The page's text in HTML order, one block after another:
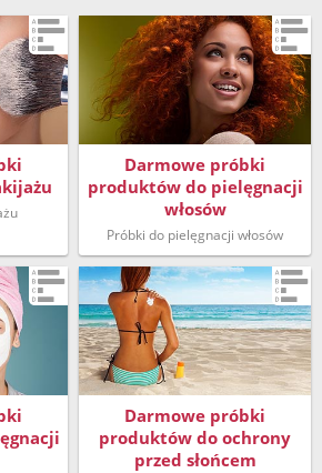
Darmowe próbki
produktów do pielęgnacji
włosów
Próbki do pielęgnacji włosów
Darmowe próbki
produktów do ochrony
przed słońcem